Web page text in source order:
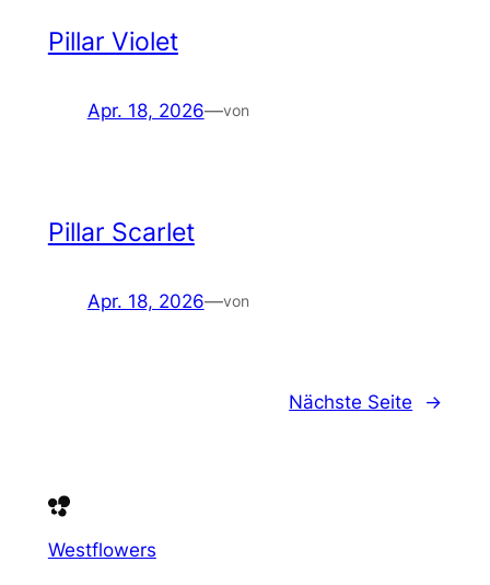
Pillar Violet
Apr. 18, 2026—von
Pillar Scarlet
Apr. 18, 2026—von
Nächste Seite →
Westflowers